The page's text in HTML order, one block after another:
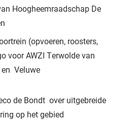
Hoogheemraadschap De
(opvoeren, roosters,
voor AWZI Terwolde van
Veluwe
de Bondt over uitgebreide
op het gebied